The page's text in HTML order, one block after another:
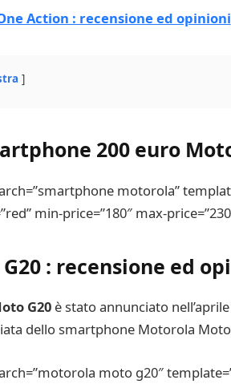
Action : recensione ed opinioni
200 euro
motorola”
min-price=”180″ max-
: recensione ed
G20è stato annunciato
dello smartphone Motorola Moto
moto g20″